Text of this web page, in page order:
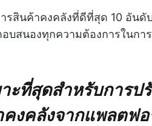
รสินค้าคงคลังที่ดีที่สุด 10 อันดั
บสนองทุกความต้องการในก
ะที่สุดสำหรับการป
งคลังจากแพลตฟอ